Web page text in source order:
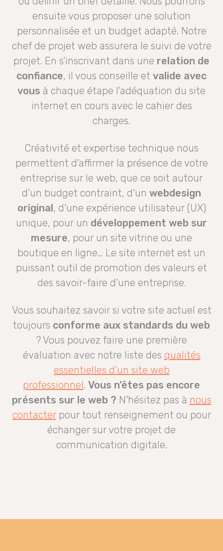
ensuite vous proposer une solution
personnalisée et un budget adapté. Notre
chef de projet web assurera le suivi de votre
projet. En s’inscrivant dans une relation de
confiance, il vous conseille et valide avec
vous à chaque étape l’adéquation du site
internet en cours avec le cahier des
charges.
Créativité et expertise technique nous
permettent d’affirmer la présence de votre
entreprise sur le web, que ce soit autour
d’un budget contraint, d’un webdesign
original, d’une expérience utilisateur (UX)
unique, pour un développement web sur
mesure, pour un site vitrine ou une
boutique en ligne… Le site internet est un
puissant outil de promotion des valeurs et
des savoir-faire d’une entreprise.
Vous souhaitez savoir si votre site actuel est
toujours conforme aux standards du web
? Vous pouvez faire une première
évaluation avec notre liste des qualités
essentielles d’un site web
professionnel. Vous n’êtes pas encore
présents sur le web ? N’hésitez pas à nous
contacterpour tout renseignement ou pour
échanger sur votre projet de
communication digitale.